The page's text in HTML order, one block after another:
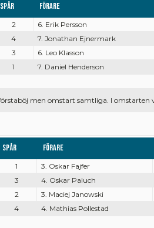
Spår Förare
2
6. Erik Persson
4
7. Jonathan Ejnermark
3
6. Leo Klasson
1
7. Daniel Henderson
men omstart samtliga. I omstarten
Spår Förare
1
3. Oskar Fajfer
3
4. Oskar Paluch
2
3. Maciej Janowski
4
4. Mathias Pollestad